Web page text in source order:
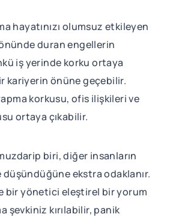
hayatınızı olumsuz etkileyen
duran engellerin
iş yerinde korku ortaya
kariyerin önüne geçebilir.
korkusu, ofis ilişkileri ve
ortaya çıkabilir.
biri, diğer insanların
düşündüğüne ekstra odaklanır.
bir yönetici eleştirel bir yorum
şevkiniz kırılabilir, panik